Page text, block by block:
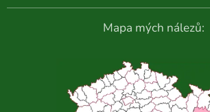
Mapa mých nálezů: